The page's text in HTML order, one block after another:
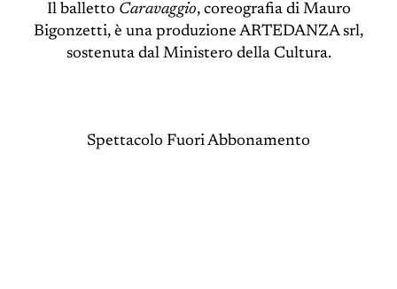
Il balletto Caravaggio, coreografia di Mauro
Bigonzetti, è una produzione ARTEDANZA srl,
sostenuta dal Ministero della Cultura.
Spettacolo Fuori Abbonamento